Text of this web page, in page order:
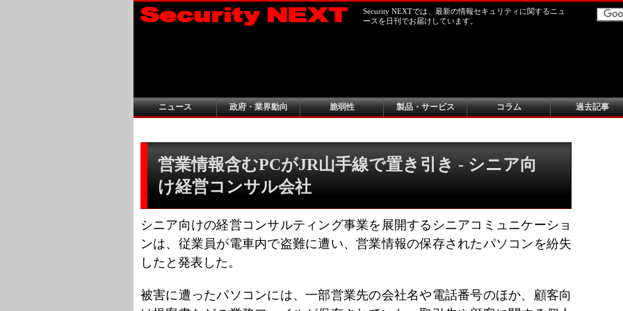
Security NEXTでは、最新の情報セキュリティに関するニュ
ースを日刊でお届けしています。
ニュース 政府・業界動向 脆弱性 製品・サービス コラム 過去記事
営業情報含むPCがJR山手線で置き引き - シニア向
け経営コンサル会社
シニア向けの経営コンサルティング事業を展開するシニアコミュニケーショ
ンは、従業員が電車内で盗難に遭い、営業情報の保存されたパソコンを紛失
したと発表した。
被害に遭ったパソコンには、一部営業先の会社名や電話番号のほか、顧客向